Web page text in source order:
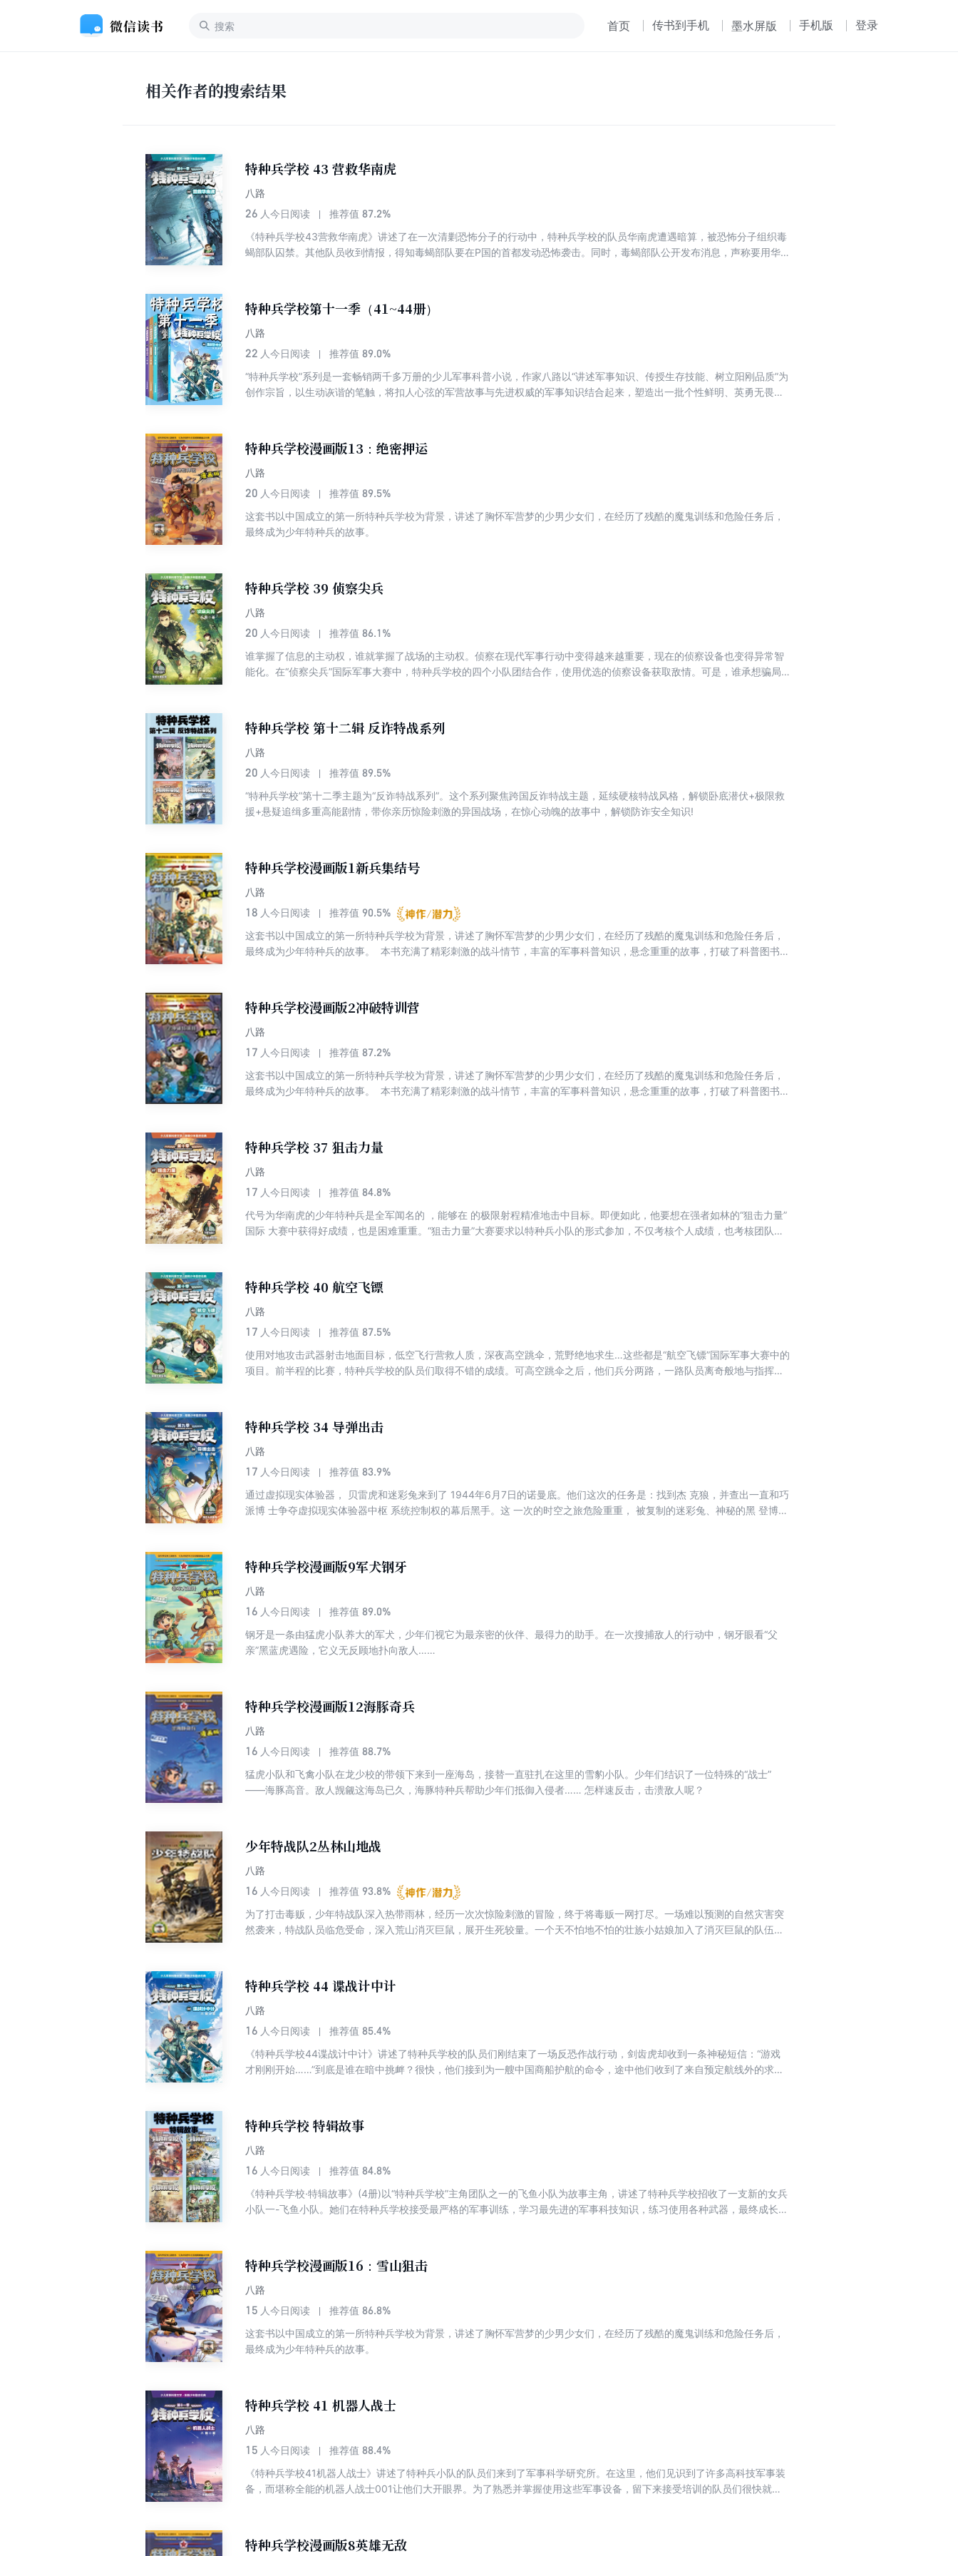
首页 传书到手机 墨水屏版 手机版 登录
相关作者的搜索结果
特种兵学校 43 营救华南虎
八路
26 人今日阅读 推荐值 87.2%
《特种兵学校43营救华南虎》讲述了在一次清剿恐怖分子的行动中，特种兵学校的队员华南虎遭遇暗算，被恐怖分子组织毒
蝎部队囚禁。其他队员收到情报，得知毒蝎部队要在P国的首都发动恐怖袭击。同时，毒蝎部队公开发布消息，声称要用华
特种兵学校第十一季（41~44册）
八路
22 人今日阅读 推荐值 89.0%
“特种兵学校”系列是一套畅销两千多万册的少儿军事科普小说，作家八路以“讲述军事知识、传授生存技能、树立阳刚品质”为
创作宗旨，以生动诙谐的笔触，将扣人心弦的军营故事与先进权威的军事知识结合起来，塑造出一批个性鲜明、英勇无畏的
特种兵学校漫画版13：绝密押运
八路
20 人今日阅读 推荐值 89.5%
这套书以中国成立的第一所特种兵学校为背景，讲述了胸怀军营梦的少男少女们，在经历了残酷的魔鬼训练和危险任务后，
最终成为少年特种兵的故事。
特种兵学校 39 侦察尖兵
八路
20 人今日阅读 推荐值 86.1%
谁掌握了信息的主动权，谁就掌握了战场的主动权。侦察在现代军事行动中变得越来越重要，现在的侦察设备也变得异常智
能化。在“侦察尖兵”国际军事大赛中，特种兵学校的四个小队团结合作，使用优选的侦察设备获取敌情。可是，谁承想骗局
特种兵学校 第十二辑 反诈特战系列
八路
20 人今日阅读 推荐值 89.5%
“特种兵学校”第十二季主题为“反诈特战系列”。这个系列聚焦跨国反诈特战主题，延续硬核特战风格，解锁卧底潜伏+极限救
援+悬疑追缉多重高能剧情，带你亲历惊险刺激的异国战场，在惊心动魄的故事中，解锁防诈安全知识!
特种兵学校漫画版1新兵集结号
八路
18 人今日阅读 推荐值 90.5%
这套书以中国成立的第一所特种兵学校为背景，讲述了胸怀军营梦的少男少女们，在经历了残酷的魔鬼训练和危险任务后，
最终成为少年特种兵的故事。 本书充满了精彩刺激的战斗情节，丰富的军事科普知识，悬念重重的故事，打破了科普图书的
特种兵学校漫画版2冲破特训营
八路
17 人今日阅读 推荐值 87.2%
这套书以中国成立的第一所特种兵学校为背景，讲述了胸怀军营梦的少男少女们，在经历了残酷的魔鬼训练和危险任务后，
最终成为少年特种兵的故事。 本书充满了精彩刺激的战斗情节，丰富的军事科普知识，悬念重重的故事，打破了科普图书的
特种兵学校 37 狙击力量
八路
17 人今日阅读 推荐值 84.8%
代号为华南虎的少年特种兵是全军闻名的 ，能够在 的极限射程精准地击中目标。即便如此，他要想在强者如林的“狙击力量”
国际 大赛中获得好成绩，也是困难重重。“狙击力量”大赛要求以特种兵小队的形式参加，不仅考核个人成绩，也考核团队成
特种兵学校 40 航空飞镖
八路
17 人今日阅读 推荐值 87.5%
使用对地攻击武器射击地面目标，低空飞行营救人质，深夜高空跳伞，荒野绝地求生…这些都是“航空飞镖”国际军事大赛中的
项目。前半程的比赛，特种兵学校的队员们取得不错的成绩。可高空跳伞之后，他们兵分两路，一路队员离奇般地与指挥部
特种兵学校 34 导弹出击
八路
17 人今日阅读 推荐值 83.9%
通过虚拟现实体验器， 贝雷虎和迷彩兔来到了 1944年6月7日的诺曼底。他们这次的任务是：找到杰 克狼，并查出一直和巧
派博 士争夺虚拟现实体验器中枢 系统控制权的幕后黑手。这 一次的时空之旅危险重重， 被复制的迷彩兔、神秘的黑 登博士
特种兵学校漫画版9军犬钢牙
八路
16 人今日阅读 推荐值 89.0%
钢牙是一条由猛虎小队养大的军犬，少年们视它为最亲密的伙伴、最得力的助手。在一次搜捕敌人的行动中，钢牙眼看“父
亲”黑蓝虎遇险，它义无反顾地扑向敌人……
特种兵学校漫画版12海豚奇兵
八路
16 人今日阅读 推荐值 88.7%
猛虎小队和飞禽小队在龙少校的带领下来到一座海岛，接替一直驻扎在这里的雪豹小队。少年们结识了一位特殊的“战士”
——海豚高音。敌人觊觎这海岛已久，海豚特种兵帮助少年们抵御入侵者…… 怎样速反击，击溃敌人呢？
少年特战队2丛林山地战
八路
16 人今日阅读 推荐值 93.8%
为了打击毒贩，少年特战队深入热带雨林，经历一次次惊险刺激的冒险，终于将毒贩一网打尽。一场难以预测的自然灾害突
然袭来，特战队员临危受命，深入荒山消灭巨鼠，展开生死较量。一个天不怕地不怕的壮族小姑娘加入了消灭巨鼠的队伍，
特种兵学校 44 谍战计中计
八路
16 人今日阅读 推荐值 85.4%
《特种兵学校44谍战计中计》讲述了特种兵学校的队员们刚结束了一场反恐作战行动，剑齿虎却收到一条神秘短信：“游戏
才刚刚开始……”到底是谁在暗中挑衅？很快，他们接到为一艘中国商船护航的命令，途中他们收到了来自预定航线外的求救
特种兵学校 特辑故事
八路
16 人今日阅读 推荐值 84.8%
《特种兵学校·特辑故事》(4册)以“特种兵学校”主角团队之一的飞鱼小队为故事主角，讲述了特种兵学校招收了一支新的女兵
小队一-飞鱼小队。她们在特种兵学校接受最严格的军事训练，学习最先进的军事科技知识，练习使用各种武器，最终成长为
特种兵学校漫画版16：雪山狙击
八路
15 人今日阅读 推荐值 86.8%
这套书以中国成立的第一所特种兵学校为背景，讲述了胸怀军营梦的少男少女们，在经历了残酷的魔鬼训练和危险任务后，
最终成为少年特种兵的故事。
特种兵学校 41 机器人战士
八路
15 人今日阅读 推荐值 88.4%
《特种兵学校41机器人战士》讲述了特种兵小队的队员们来到了军事科学研究所。在这里，他们见识到了许多高科技军事装
备，而堪称全能的机器人战士001让他们大开眼界。为了熟悉并掌握使用这些军事设备，留下来接受培训的队员们很快就与
特种兵学校漫画版8英雄无敌